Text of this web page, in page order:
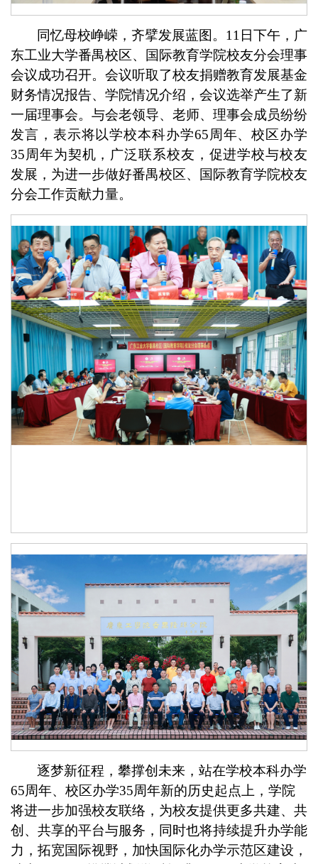
同忆母校峥嵘，齐擘发展蓝图。11日下午，广
东工业大学番禺校区、国际教育学院校友分会理事
会议成功召开。会议听取了校友捐赠教育发展基金
财务情况报告、学院情况介绍，会议选举产生了新
一届理事会。与会老领导、老师、理事会成员纷纷
发言，表示将以学校本科办学65周年、校区办学
35周年为契机，广泛联系校友，促进学校与校友
发展， 为进一步做好番禺校区、国际教育学院校友
分会工作贡献力量。
逐梦新征程，攀撑创未来，站在学校本科办学
65周年、校区办学35周年新的历史起点上，学院
将进一步加强校友联络，为校友提供更多共建、共
创、共享的平台与服务，同时也将持续提升办学能
力，拓宽国际视野，加快国际化办学示范区建设，